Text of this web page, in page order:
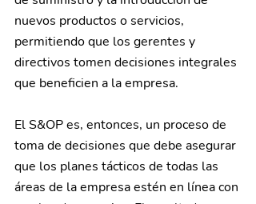
nuevos productos o servicios,
permitiendo que los gerentes y
directivos tomen decisiones integrales
que beneficien a la empresa.
El S&OP es, entonces, un proceso de
toma de decisiones que debe asegurar
que los planes tácticos de todas las
áreas de la empresa estén en línea con